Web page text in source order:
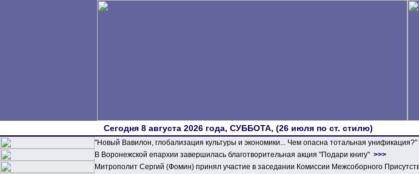
Сегодня 8 августа 2026 года, СУББОТА, (26 июля по ст. стилю)
"Новый Вавилон, глобализация культуры и экономики... Чем опасна тотальная унификация?"
В Воронежской епархии завершилась благотворительная акция "Подари книгу" >>>
Митрополит Сергий (Фомин) принял участие в заседании Комиссии Межсоборного